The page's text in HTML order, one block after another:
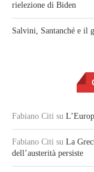
rielezione di Biden
Salvini, Santanché e il
Fabiano Citi su
Fabiano Citi su La
dell’austerità persiste